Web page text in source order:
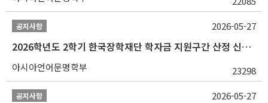
공지사항
2026학년도 2학기 한국장학재단 학자금 지원구간 산정 신청 안내
아시아언어문명학부 23298
2026-05-27
공지사항 2026-05-27